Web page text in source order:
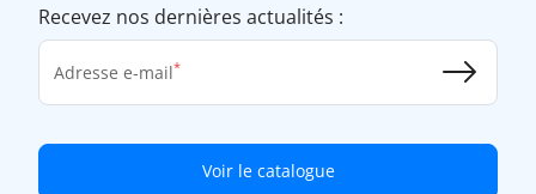
Recevez nos dernières actualités :
Adresse e-mail
Voir le catalogue